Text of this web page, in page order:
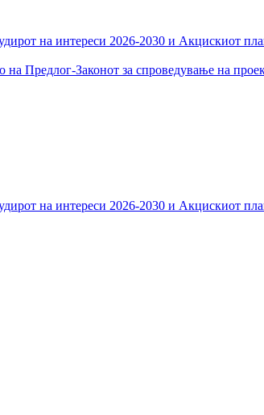
на интереси 2026-2030 и Акцискиот
Предлог-Законот за спроведување на
на интереси 2026-2030 и Акцискиот